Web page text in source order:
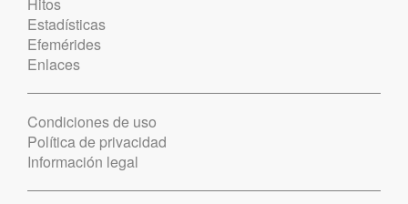
Estadísticas
Efemérides
Enlaces
Condiciones de uso
Política de privacidad
Información legal